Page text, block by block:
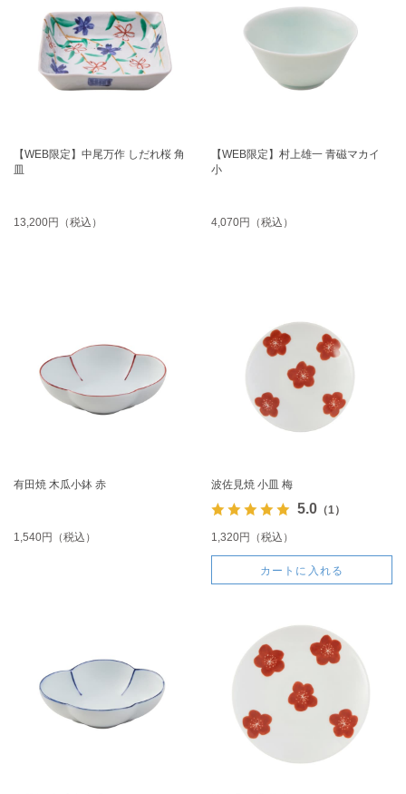
【WEB限定】中尾万作 しだれ桜 角
皿
13,200円（税込）
【WEB限定】村上雄一 青磁マカイ
小
4,070円（税込）
有田焼 木瓜小鉢 赤
1,540円（税込）
波佐見焼 小皿 梅
5.0（1）
1,320円（税込）
カートに入れる